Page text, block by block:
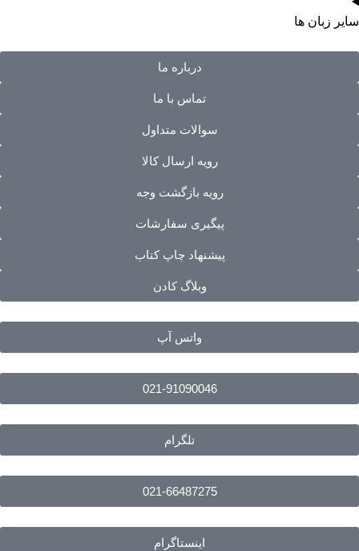
سایر زبان ها
درباره ما
تماس با ما
سوالات متداول
رویه ارسال کالا
رویه بازگشت وجه
پیگیری سفارشات
پیشنهاد چاپ کتاب
وبلاگ کادن
واتس آپ
021-91090046
تلگرام
021-66487275
اینستاگرام